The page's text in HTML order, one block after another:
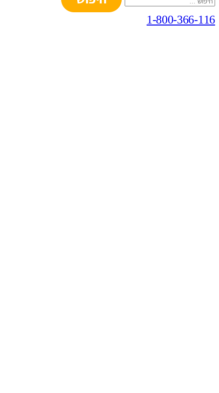
1-800-366-116